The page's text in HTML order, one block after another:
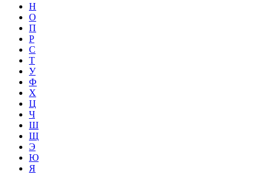
Н
О
П
Р
С
Т
У
Ф
Х
Ц
Ч
Ш
Щ
Э
Ю
Я